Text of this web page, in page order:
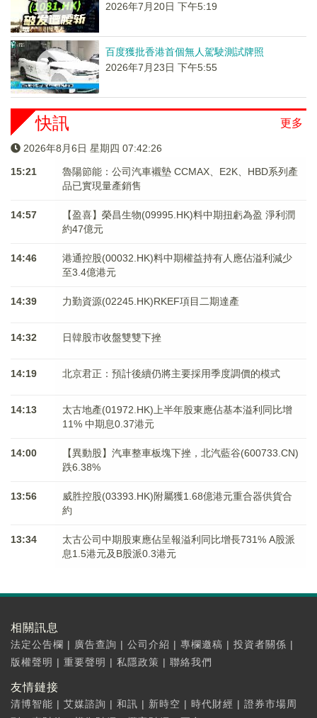
2026年7月20日 下午5:19
百度獲批香港首個無人駕駛測試牌照
2026年7月23日 下午5:55
更多
快訊
2026年8月6日 星期四 07:42:26
15:21
魯陽節能：公司汽車襯墊 CCMAX、E2K、HBD系列產
品已實現量產銷售
14:57
【盈喜】榮昌生物(09995.HK)料中期扭虧為盈 淨利潤
約47億元
14:46
港通控股(00032.HK)料中期權益持有人應佔溢利減少
至3.4億港元
14:39 力勤資源(02245.HK)RKEF項目二期達產
14:32 日韓股市收盤雙雙下挫
14:19 北京君正：預計後續仍將主要採用季度調價的模式
14:13
太古地產(01972.HK)上半年股東應佔基本溢利同比增
11% 中期息0.37港元
14:00
【異動股】汽車整車板塊下挫，北汽藍谷(600733.CN)
跌6.38%
13:56
威胜控股(03393.HK)附屬獲1.68億港元重合器供貨合
約
13:34
太古公司中期股東應佔呈報溢利同比增長731% A股派
息1.5港元及B股派0.3港元
相關訊息
法定公告欄 | 廣告查詢 | 公司介紹 | 專欄邀稿 | 投資者關係 |
版權聲明 | 重要聲明 | 私隱政策 | 聯絡我們
友情鏈接
清博智能 | 艾媒諮詢 | 和訊 | 新時空 | 時代財經 | 證券市場周